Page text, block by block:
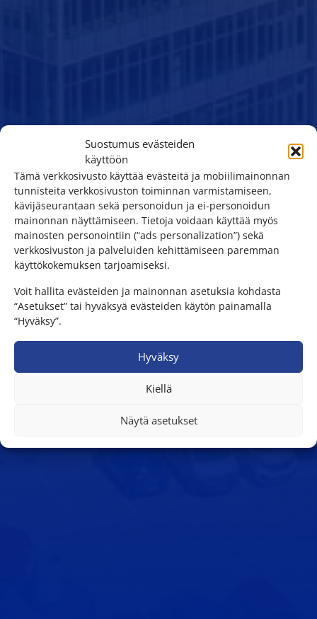
Suostumus evästeiden
käyttöön
Tämä verkkosivusto käyttää evästeitä ja mobiilimainonnan
tunnisteita verkkosivuston toiminnan varmistamiseen,
kävijäseurantaan sekä personoidun ja ei-personoidun
mainonnan näyttämiseen. Tietoja voidaan käyttää myös
mainosten personointiin (“ads personalization”) sekä
verkkosivuston ja palveluiden kehittämiseen paremman
käyttökokemuksen tarjoamiseksi.
Voit hallita evästeiden ja mainonnan asetuksia kohdasta
“Asetukset” tai hyväksyä evästeiden käytön painamalla
“Hyväksy”.
Hyväksy
Kiellä
Näytä asetukset